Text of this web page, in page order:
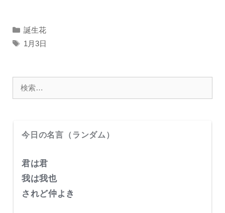
o
カ
テ
ゴ
誕生花
タ
1月3日
今日の名言（ランダム）
君は君
我は我也
されど仲よき